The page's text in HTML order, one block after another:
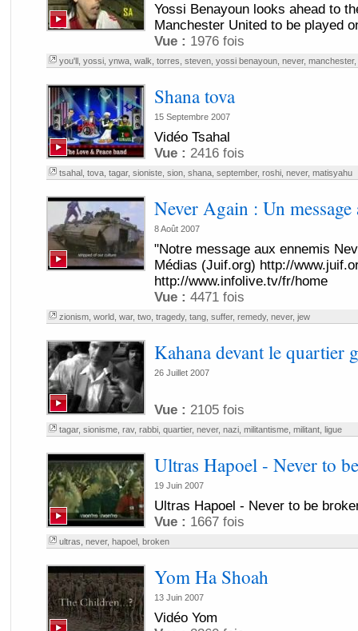
Yossi Benayoun looks ahead to
Manchester United to be played
Vue : 1976 fois
you'll, yossi, ynwa, walk torres steven, yossi benayoun, never, manchester,
Shana tova
15 Septembre 2007
Vidéo Tsahal
Vue : 2416 fois
tsahal, tova, tagar, sioniste, sion, shana, september, roshi, never, matisyahu
Never Again : Un message
8 Août 2007
"Notre message aux ennemis
Médias (Juif.org) http://
http://www.infolive.tv/fr/home
Vue : 4471 fois
zionism, world, war, two, tragedy, tang, suffer, remedy, never, jew
Kahana devant le quartier
26 Juillet 2007
Vue : 2105 fois
tagar, sionisme, rav, rabbi, quartier, never, nazi, militantisme, militant, ligue
Ultras Hapoel - Never to
19 Juin 2007
Ultras Hapoel - Never to be
Vue : 1667 fois
ultras never, hapoel, broken
Yom Ha Shoah
13 Juin 2007
Vidéo Yom